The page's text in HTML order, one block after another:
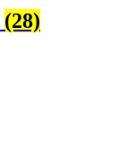
(28)